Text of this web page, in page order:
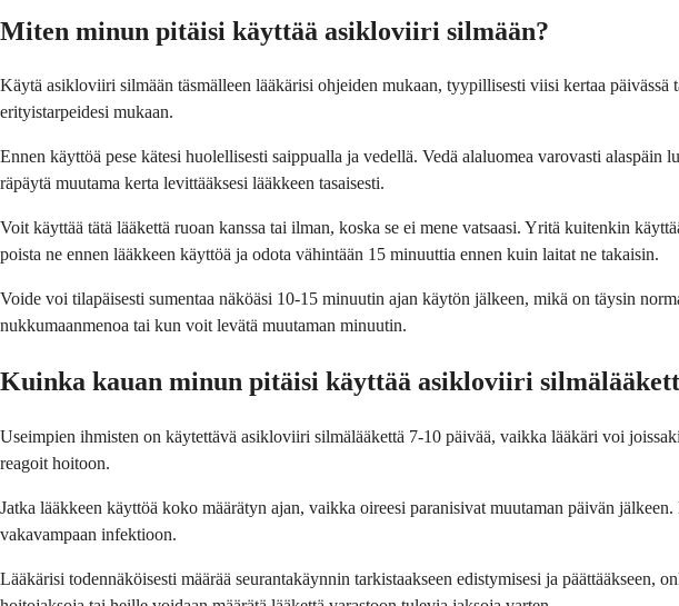
Miten minun pitäisi käyttää asikloviiri silmään?
Käytä asikloviiri silmään täsmälleen lääkärisi ohjeiden mukaan, tyypillisesti viisi kertaa
erityistarpeidesi mukaan.
Ennen käyttöä pese kätesi huolellisesti saippualla ja vedellä. Vedä alaluomea varovasti
räpäytä muutama kerta levittääksesi lääkkeen tasaisesti.
Voit käyttää tätä lääkettä ruoan kanssa tai ilman, koska se ei mene vatsaasi. Yritä kuitenkin
poista ne ennen lääkkeen käyttöä ja odota vähintään 15 minuuttia ennen kuin laitat ne takaisin.
Voide voi tilapäisesti sumentaa näköäsi 10-15 minuutin ajan käytön jälkeen, mikä on täysin
nukkumaanmenoa tai kun voit levätä muutaman minuutin.
Kuinka kauan minun pitäisi käyttää asikloviiri
Useimpien ihmisten on käytettävä asikloviiri silmälääkettä 7-10 päivää, vaikka lääkäri voi
reagoit hoitoon.
Jatka lääkkeen käyttöä koko määrätyn ajan, vaikka oireesi paranisivat muutaman päivän
vakavampaan infektioon.
Lääkärisi todennäköisesti määrää seurantakäynnin tarkistaakseen edistymisesi ja